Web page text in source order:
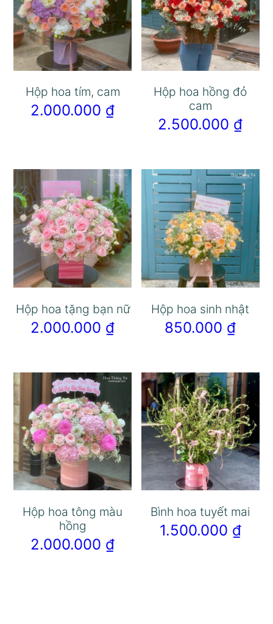
Hộp hoa tím, cam
2.000.000 ₫
Hộp hoa hồng đỏ
cam
2.500.000 ₫
Hộp hoa tặng bạn nữ
2.000.000 ₫
Hộp hoa sinh nhật
850.000 ₫
Hộp hoa tông màu
hồng
2.000.000 ₫
Bình hoa tuyết mai
1.500.000 ₫